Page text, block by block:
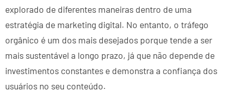
explorado de diferentes maneiras dentro de uma
estratégia de marketing digital. No entanto, o tráfego
orgânico é um dos mais desejados porque tende a ser
mais sustentável a longo prazo, já que não depende de
investimentos constantes e demonstra a confiança dos
usuários no seu conteúdo.